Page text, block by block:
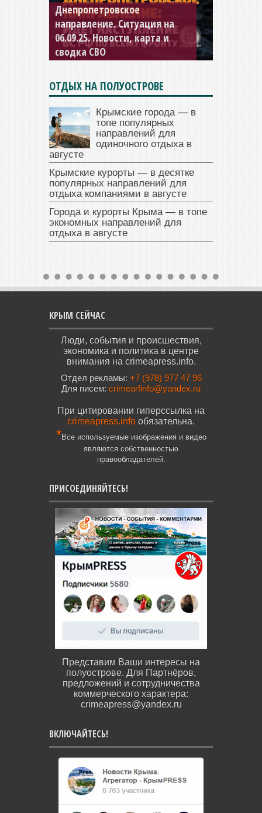
Константиновское
направление. Ситуация на
04.09.25 Новости, карта и
сводка СВО
ОТДЫХ НА ПОЛУОСТРОВЕ
Крымские города — в
топе популярных
направлений для
одиночного отдыха в
августе
Крымские курорты — в десятке
популярных направлений для
отдыха компаниями в августе
Города и курорты Крыма — в топе
экономных направлений для
отдыха в августе
КРЫМ СЕЙЧАС
Люди, события и происшествия,
экономика и политика в центре
внимания на crimeapress.info.
Отдел рекламы: +7 (978) 977 47 96
Для писем: crimearfinfo@yandex.ru
При цитировании гиперссылка на
crimeapress.info обязательна.
*Все используемые изображения и видео
являются собственностью
правообладателей.
ПРИСОЕДИНЯЙТЕСЬ!
Представим Ваши интересы на
полуострове. Для Партнёров,
предложений и сотрудничества
коммерческого характера:
crimeapress@yandex.ru
ВКЛЮЧАЙТЕСЬ!